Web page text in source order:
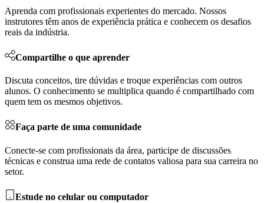
Aprenda com profissionais experientes do mercado. Nossos
instrutores têm anos de experiência prática e conhecem os desafios
reais da indústria.
Compartilhe o que aprender
Discuta conceitos, tire dúvidas e troque experiências com outros
alunos. O conhecimento se multiplica quando é compartilhado com
quem tem os mesmos objetivos.
Faça parte de uma comunidade
Conecte-se com profissionais da área, participe de discussões
técnicas e construa uma rede de contatos valiosa para sua carreira no
setor.
Estude no celular ou computador